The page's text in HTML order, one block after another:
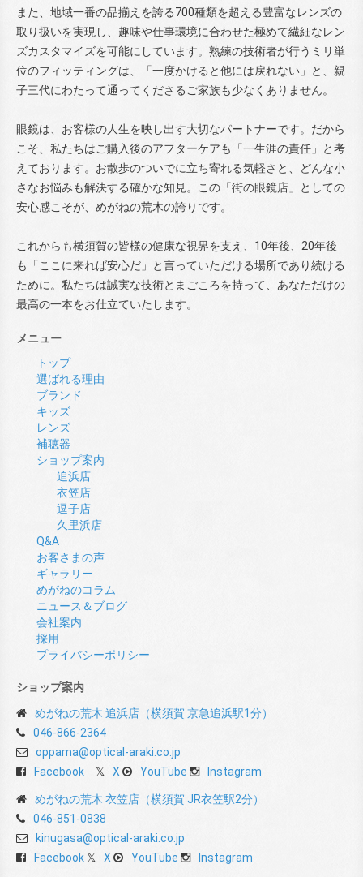
また、地域一番の品揃えを誇る700種類を超える豊富なレンズの
取り扱いを実現し、趣味や仕事環境に合わせた極めて繊細なレン
ズカスタマイズを可能にしています。熟練の技術者が行うミリ単
位のフィッティングは、「一度かけると他には戻れない」と、親
子三代にわたって通ってくださるご家族も少なくありません。
眼鏡は、お客様の人生を映し出す大切なパートナーです。だから
こそ、私たちはご購入後のアフターケアも「一生涯の責任」と考
えております。お散歩のついでに立ち寄れる気軽さと、どんな小
さなお悩みも解決する確かな知見。この「街の眼鏡店」としての
安心感こそが、めがねの荒木の誇りです。
これからも横須賀の皆様の健康な視界を支え、10年後、20年後
も「ここに来れば安心だ」と言っていただける場所であり続ける
ために。私たちは誠実な技術とまごころを持って、あなただけの
最高の一本をお仕立ていたします。
メニュー
トップ
選ばれる理由
ブランド
キッズ
レンズ
補聴器
ショップ案内
追浜店
衣笠店
逗子店
久里浜店
Q&A
お客さまの声
ギャラリー
めがねのコラム
ニュース＆ブログ
会社案内
採用
プライバシーポリシー
ショップ案内
めがねの荒木 追浜店（横須賀 京急追浜駅1分）
046-866-2364
oppama@optical-araki.co.jp
Facebook
X YouTube Instagram
めがねの荒木 衣笠店（横須賀 JR衣笠駅2分）
046-851-0838
kinugasa@optical-araki.co.jp
Facebook
X YouTube Instagram